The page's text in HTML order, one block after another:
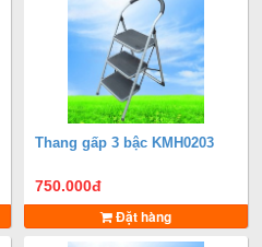
Thang gấp 3 bậc KMH0203
750.000đ
Đặt hàng